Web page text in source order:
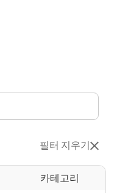
필터 지우기
카테고리